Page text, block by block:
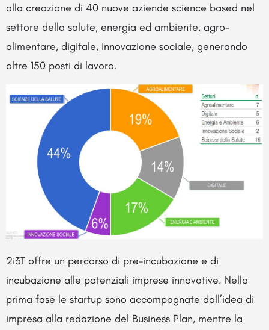
alla creazione di 40 nuove aziende science based nel
settore della salute, energia ed ambiente, agro-
alimentare, digitale, innovazione sociale, generando
oltre 150 posti di lavoro.
2i3T offre un percorso di pre-incubazione e di
incubazione alle potenziali imprese innovative. Nella
prima fase le startup sono accompagnate dall’idea di
impresa alla redazione del Business Plan, mentre la